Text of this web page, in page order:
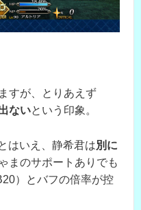
すが、とりあえず
ないという印象。
はいえ、静希君は別に
まのサポートありでも
）とバフの倍率が控